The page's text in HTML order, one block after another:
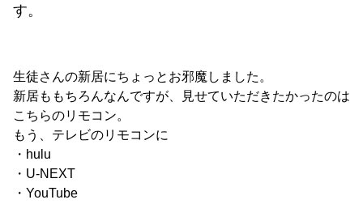
す。
生徒さんの新居にちょっとお邪魔しました。
新居ももちろんなんですが、見せていただきたかったのは
こちらのリモコン。
もう、テレビのリモコンに
・hulu
・U-NEXT
・YouTube